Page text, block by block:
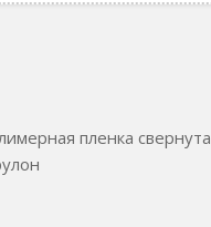
пленка свернута